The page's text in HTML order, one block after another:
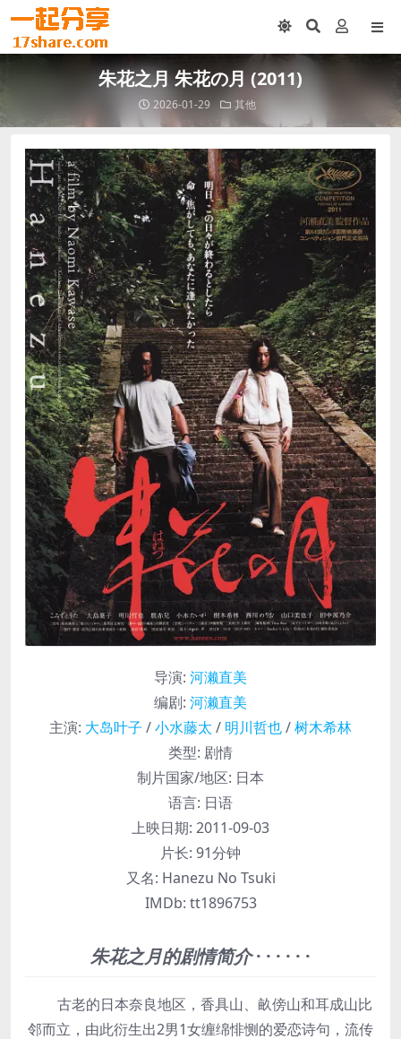
朱花之月 朱花の月 (2011)
2026-01-29 其他
导演: 河濑直美
编剧: 河濑直美
主演: 大岛叶子 /小水藤太 / 明川哲也/树木希林
类型: 剧情
制片国家/地区: 日本
语言: 日语
上映日期: 2011-09-03
片长: 91分钟
又名: Hanezu No Tsuki
IMDb: tt1896753
朱花之月的剧情简介· · · · · ·
古老的日本奈良地区，香具山、畝傍山和耳成山比
邻而立，由此衍生出2男1女缠绵悱恻的爱恋诗句，流传